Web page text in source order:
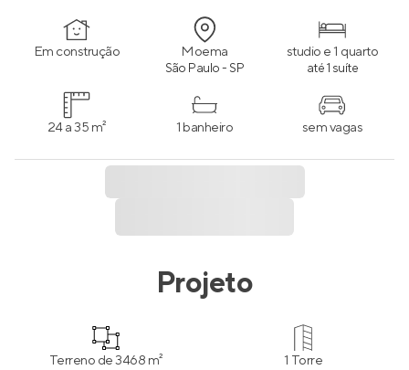
Em construção Moema
São Paulo - SP
studio e 1 quarto
até 1 suíte
24 a 35 m² 1 banheiro sem vagas
Projeto
Terreno de 3468 m² 1 Torre